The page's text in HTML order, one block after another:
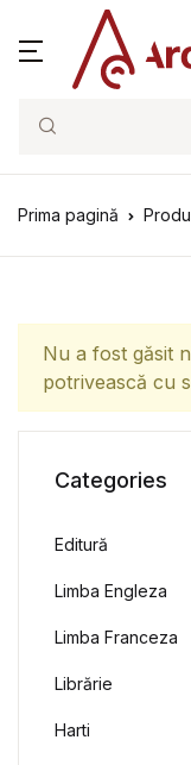
Search
Prima pagină
Nu a fost găsit
potrivească cu
Categories
Editură
Limba Engleza
Limba Franceza
Librărie
Harti